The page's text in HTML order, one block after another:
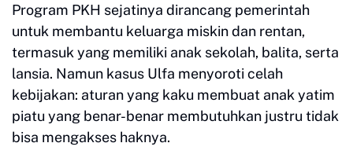
Program PKH sejatinya dirancang pemerintah
untuk membantu keluarga miskin dan rentan,
termasuk yang memiliki anak sekolah, balita, serta
lansia. Namun kasus Ulfa menyoroti celah
kebijakan: aturan yang kaku membuat anak yatim
piatu yang benar-benar membutuhkan justru tidak
bisa mengakses haknya.